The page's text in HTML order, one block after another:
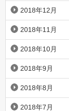
2018年12月
2018年11月
2018年10月
2018年9月
2018年8月
2018年7月